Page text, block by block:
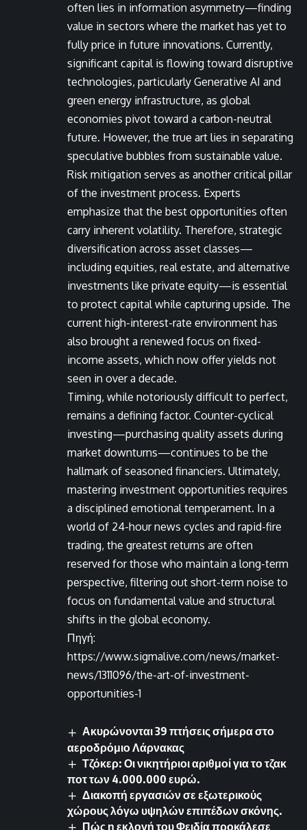
often lies in information asymmetry—finding
value in sectors where the market has yet to
fully price in future innovations. Currently,
significant capital is flowing toward disruptive
technologies, particularly Generative AI and
green energy infrastructure, as global
economies pivot toward a carbon-neutral
future. However, the true art lies in separating
speculative bubbles from sustainable value.
Risk mitigation serves as another critical pillar
of the investment process. Experts
emphasize that the best opportunities often
carry inherent volatility. Therefore, strategic
diversification across asset classes—
including equities, real estate, and alternative
investments like private equity—is essential
to protect capital while capturing upside. The
current high-interest-rate environment has
also brought a renewed focus on fixed-
income assets, which now offer yields not
seen in over a decade.
Timing, while notoriously difficult to perfect,
remains a defining factor. Counter-cyclical
investing—purchasing quality assets during
market downturns—continues to be the
hallmark of seasoned financiers. Ultimately,
mastering investment opportunities requires
a disciplined emotional temperament. In a
world of 24-hour news cycles and rapid-fire
trading, the greatest returns are often
reserved for those who maintain a long-term
perspective, filtering out short-term noise to
focus on fundamental value and structural
shifts in the global economy.
Πηγή:
https://www.sigmalive.com/news/market-
news/1311096/the-art-of-investment-
opportunities-1
Ακυρώνονται 39 πτήσεις σήμερα στο
αεροδρόμιο Λάρνακας
Τζόκερ: Οι νικητήριοι αριθμοί για το τζακ
ποτ των 4.000.000 ευρώ.
Διακοπή εργασιών σε εξωτερικούς
χώρους λόγω υψηλών επιπέδων σκόνης.
Πώς η εκλογή του Φειδία προκάλεσε